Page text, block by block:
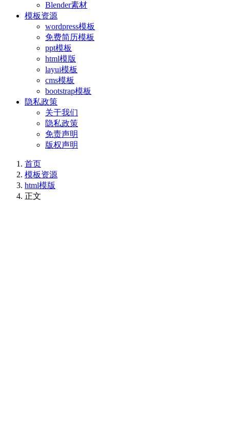
Blender素材
模板资源
wordpress模板
免费简历模板
ppt模板
html模版
layui模板
cms模板
bootstrap模板
隐私政策
关于我们
隐私政策
免责声明
版权声明
首页
模板资源
html模版
正文